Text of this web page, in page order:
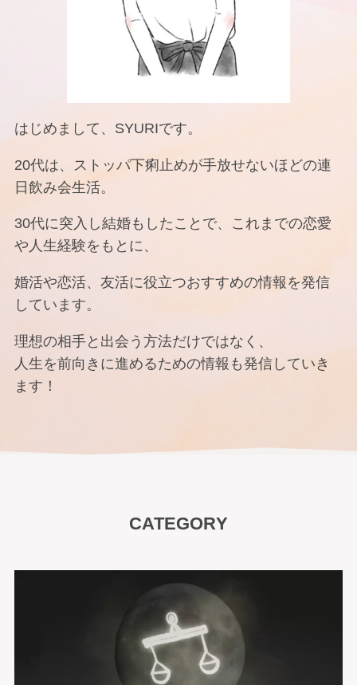
はじめまして、SYURIです。
20代は、ストッパ下痢止めが手放せないほどの連
日飲み会生活。
30代に突入し結婚もしたことで、これまでの恋愛
や人生経験をもとに、
婚活や恋活、友活に役立つおすすめの情報を発信
しています。
理想の相手と出会う方法だけではなく、
人生を前向きに進めるための情報も発信していき
ます！
CATEGORY